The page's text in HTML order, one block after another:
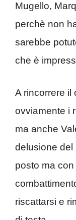
Mugello,
perchè non
sarebbe
che è
A rincorrere il
ovviamente i
ma anche
delusione del
posto ma
riscattarsi e